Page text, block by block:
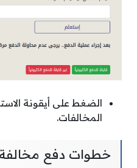
الضغط على أيقونة
المخالفات.
خطوات دفع